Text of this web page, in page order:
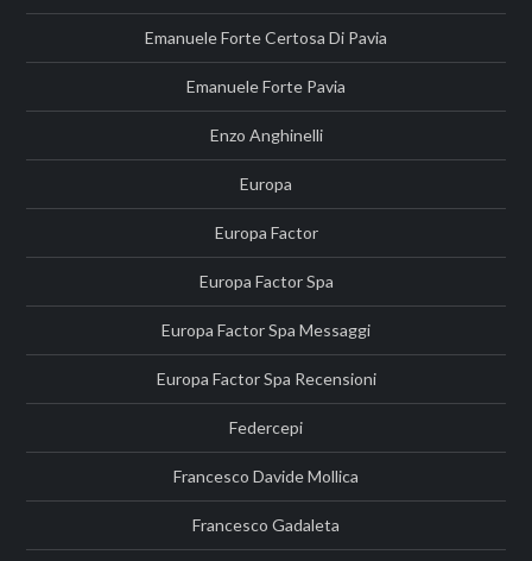
Emanuele Forte Certosa Di Pavia
Emanuele Forte Pavia
Enzo Anghinelli
Europa
Europa Factor
Europa Factor Spa
Europa Factor Spa Messaggi
Europa Factor Spa Recensioni
Federcepi
Francesco Davide Mollica
Francesco Gadaleta